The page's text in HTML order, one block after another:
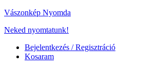
Vászonkép Nyomda
Neked nyomtatunk!
Bejelentkezés / Regisztráció
Kosaram